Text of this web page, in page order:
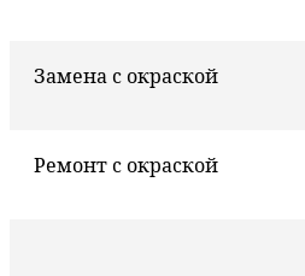
Замена с окраской
Ремонт с окраской